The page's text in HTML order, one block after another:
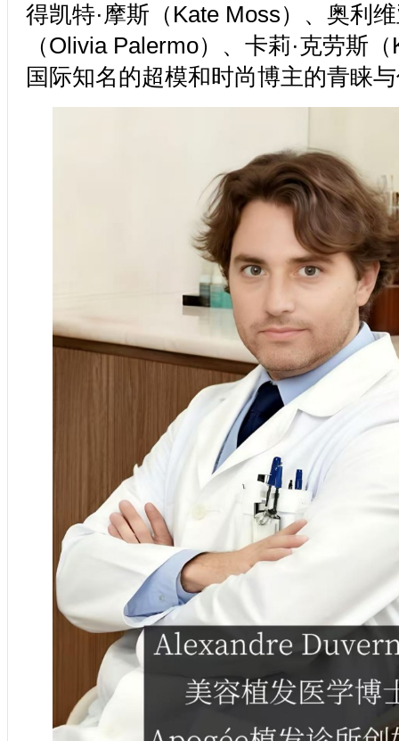
得凯特·摩斯（Kate Moss）、奥利
（Olivia Palermo）、卡莉·克劳斯
国际知名的超模和时尚博主的青睐